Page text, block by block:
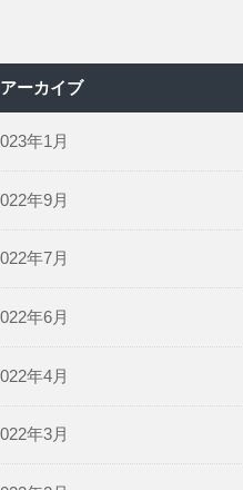
アーカイブ
年1月
年9月
年7月
年6月
年4月
年3月